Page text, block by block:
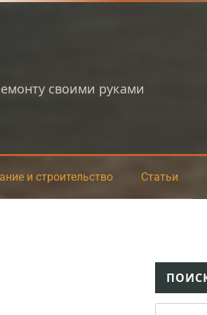
своими руками
и строительство Статьи